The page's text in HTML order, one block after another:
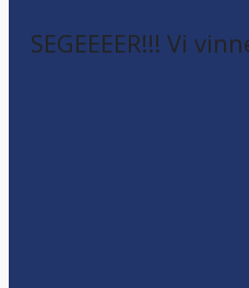
SEGEEEER!!! Vi